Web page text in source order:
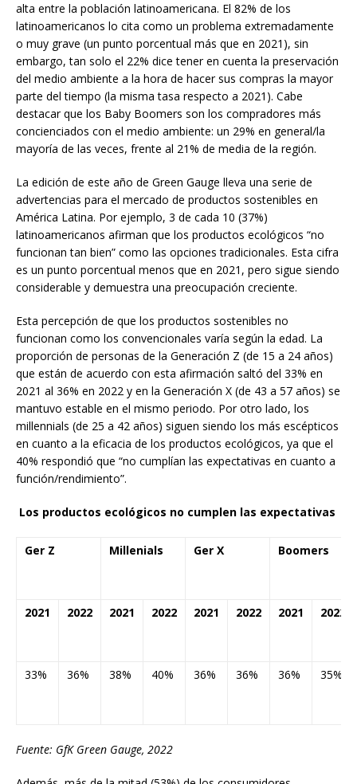
alta entre la población latinoamericana. El 82% de los
latinoamericanos lo cita como un problema extremadamente
o muy grave (un punto porcentual más que en 2021), sin
embargo, tan solo el 22% dice tener en cuenta la preservación
del medio ambiente a la hora de hacer sus compras la mayor
parte del tiempo (la misma tasa respecto a 2021). Cabe
destacar que los Baby Boomers son los compradores más
concienciados con el medio ambiente: un 29% en general/la
mayoría de las veces, frente al 21% de media de la región.
La edición de este año de Green Gauge lleva una serie de
advertencias para el mercado de productos sostenibles en
América Latina. Por ejemplo, 3 de cada 10 (37%)
latinoamericanos afirman que los productos ecológicos “no
funcionan tan bien” como las opciones tradicionales. Esta cifra
es un punto porcentual menos que en 2021, pero sigue siendo
considerable y demuestra una preocupación creciente.
Esta percepción de que los productos sostenibles no
funcionan como los convencionales varía según la edad. La
proporción de personas de la Generación Z (de 15 a 24 años)
que están de acuerdo con esta afirmación saltó del 33% en
2021 al 36% en 2022 y en la Generación X (de 43 a 57 años) se
mantuvo estable en el mismo periodo. Por otro lado, los
millennials (de 25 a 42 años) siguen siendo los más escépticos
en cuanto a la eficacia de los productos ecológicos, ya que el
40% respondió que “no cumplían las expectativas en cuanto a
función/rendimiento”.
Los productos ecológicos no cumplen las expectativas
Ger Z Millenials Ger X Boomers
2021 2022 2021 2022 2021 2022 2021 2022
33% 36% 38% 40% 36% 36% 36% 35%
Fuente: GfK Green Gauge, 2022